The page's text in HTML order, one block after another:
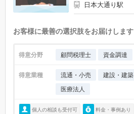
日本大通り駅
お客様に最善の選択肢をお届けします
得意分野 顧問税理士 資金調達
得意業種 流通・小売 建設・建築
医療法人
個人の相談も受付可 料金・事例あり